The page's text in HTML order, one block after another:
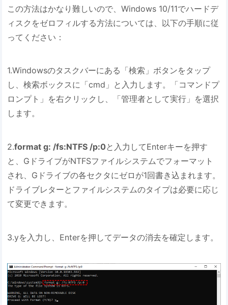
この方法はかなり難しいので、Windows 10/11でハードデ
ィスクをゼロフィルする方法については、以下の手順に従
ってください：
1.Windowsのタスクバーにある「検索」ボタンをタップ
し、検索ボックスに「cmd」と入力します。「コマンドプ
ロンプト」を右クリックし、「管理者として実行」を選択
します。
2.format g: /fs:NTFS /p:0と入力してEnterキーを押す
と、GドライブがNTFSファイルシステムでフォーマット
され、Gドライブの各セクタにゼロが1回書き込まれます。
ドライブレターとファイルシステムのタイプは必要に応じ
て変更できます。
3.yを入力し、Enterを押してデータの消去を確定します。